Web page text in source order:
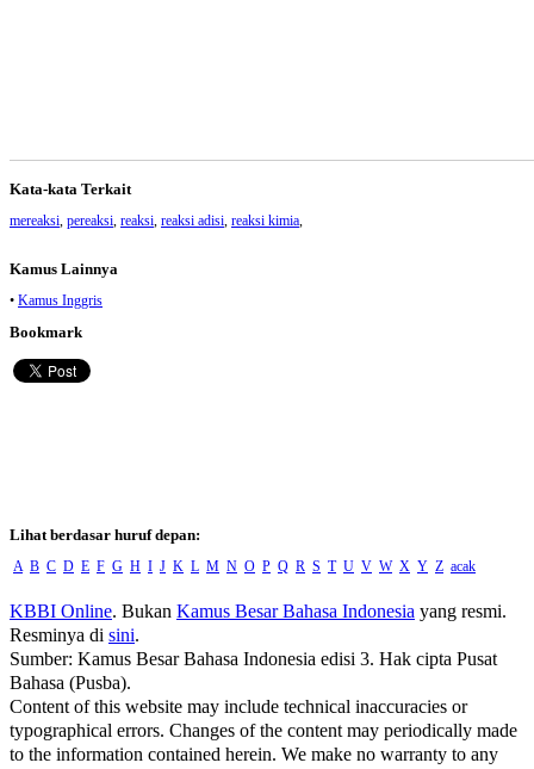
Kata-kata Terkait
mereaksi pereaksi reaksi reaksi adisi reaksi kimia
Kamus Lainnya
• Kamus Inggris
Bookmark
Lihat berdasar huruf depan:
A B C D E F G H I J K L M N O P Q R S T U V W X Y Z acak
KBBI Online. Bukan Kamus Besar Bahasa Indonesia yang resmi.
Resminya di sini.
Sumber: Kamus Besar Bahasa Indonesia edisi 3. Hak cipta Pusat
Bahasa (Pusba).
Content of this website may include technical inaccuracies or
typographical errors. Changes of the content may periodically made
to the information contained herein. We make no warranty to any